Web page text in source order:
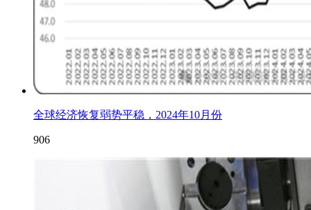
全球经济恢复弱势平稳，2024年10月份
906